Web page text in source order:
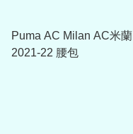
Puma AC Milan AC米蘭
2021-22 腰包